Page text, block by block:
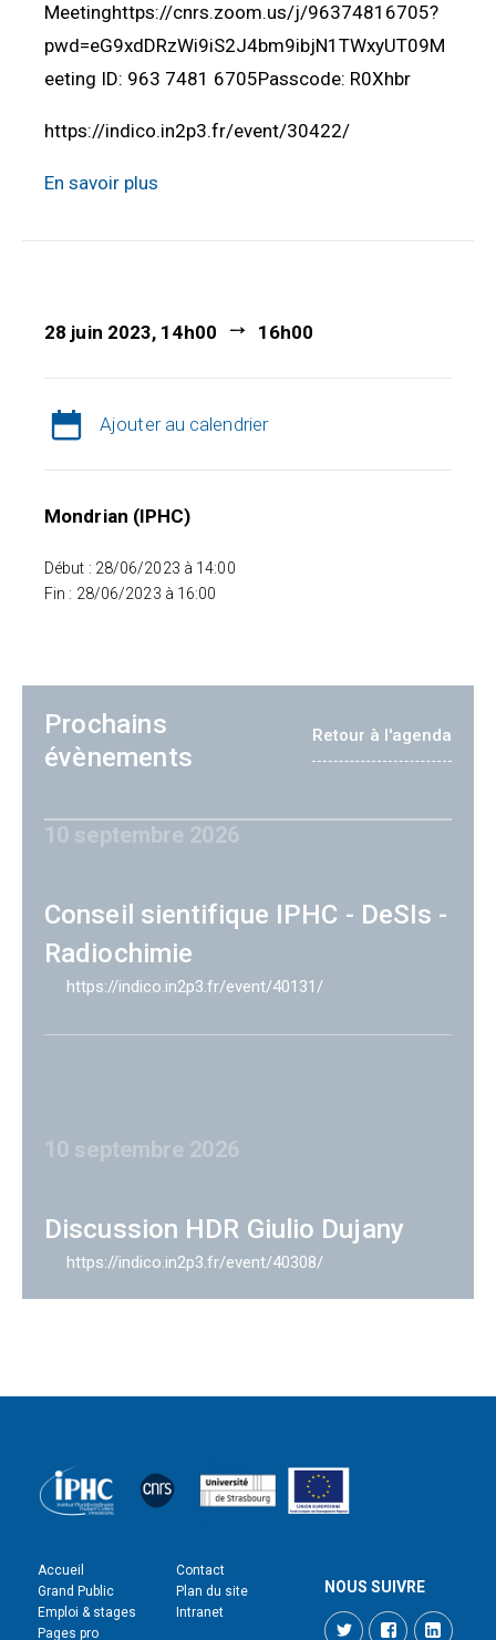
Meetinghttps://cnrs.zoom.us/j/96374816705?
pwd=eG9xdDRzWi9iS2J4bm9ibjN1TWxyUT09M
eeting ID: 963 7481 6705Passcode: R0Xhbr
https://indico.in2p3.fr/event/30422/
En savoir plus
28 juin 2023, 14h00 16h00
Ajouter au calendrier
Mondrian (IPHC)
Début : 28/06/2023 à 14:00
Fin : 28/06/2023 à 16:00
Prochains
évènements
Retour à l'agenda
10 septembre 2026
Conseil sientifique IPHC - DeSIs -
Radiochimie
https://indico.in2p3.fr/event/40131/
10 septembre 2026
Discussion HDR Giulio Dujany
https://indico.in2p3.fr/event/40308/
Accueil
Grand Public
Emploi & stages
Pages pro
Contact
Plan du site
Intranet
NOUS SUIVRE
TwitterFacebook